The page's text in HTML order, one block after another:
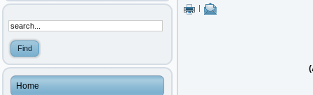
Home